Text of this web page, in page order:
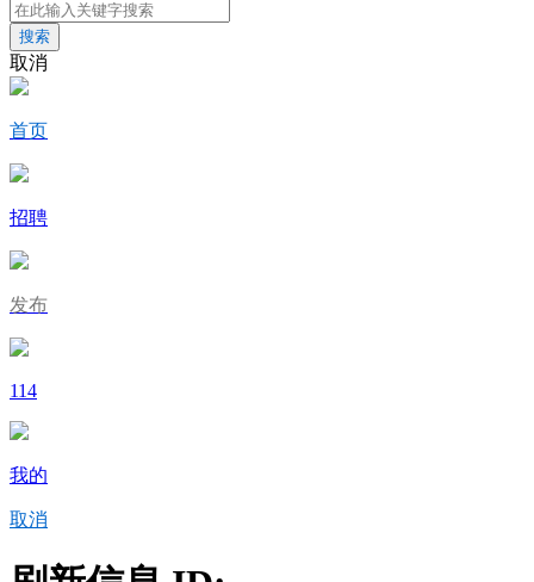
搜索
取消
首页
招聘
发布
114
我的
取消